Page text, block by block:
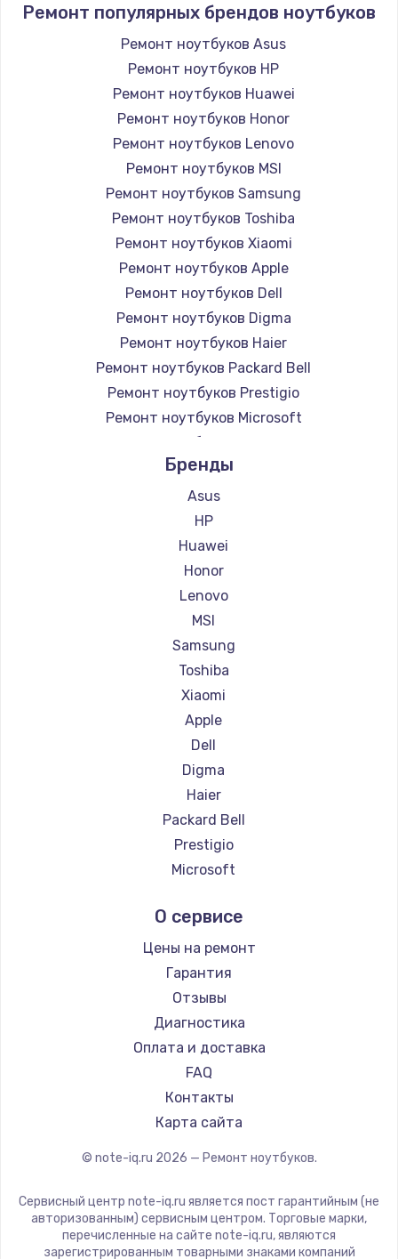
Ремонт популярных брендов ноутбуков
Ремонт ноутбуков Asus
Ремонт ноутбуков HP
Ремонт ноутбуков Huawei
Ремонт ноутбуков Honor
Ремонт ноутбуков Lenovo
Ремонт ноутбуков MSI
Ремонт ноутбуков Samsung
Ремонт ноутбуков Toshiba
Ремонт ноутбуков Xiaomi
Ремонт ноутбуков Apple
Ремонт ноутбуков Dell
Ремонт ноутбуков Digma
Ремонт ноутбуков Haier
Ремонт ноутбуков Packard Bell
Ремонт ноутбуков Prestigio
Ремонт ноутбуков Microsoft
Ремонт ноутбуков Alienware
Ремонт ноутбуков Aquarius
Ремонт ноутбуков Gigabyte
Ремонт ноутбуков Aorus
Ремонт ноутбуков Maibenben
Ремонт ноутбуков Getac
Ремонт ноутбуков Epson
Ремонт ноутбуков Philips
Ремонт ноутбуков LG
Ремонт ноутбуков Panasonic
Ремонт ноутбуков Irbis
Ремонт ноутбуков Thunderobot
Ремонт ноутбуков Hasee
Ремонт ноутбуков ZTE
Ремонт ноутбуков Hiper
Ремонт ноутбуков Evga
Ремонт ноутбуков Google
Ремонт ноутбуков Echips
Ремонт ноутбуков Predator
Ремонт ноутбуков iru
Ремонт ноутбуков Machenike
Ремонт ноутбуков DEXP
Ремонт ноутбуков Teclast
Ремонт ноутбуков CHUWI
Ремонт ноутбуков Colorful
Бренды
Asus
HP
Huawei
Honor
Lenovo
MSI
Samsung
Toshiba
Xiaomi
Apple
Dell
Digma
Haier
Packard Bell
Prestigio
Microsoft
Aquarius
Gigabyte
Aorus
Maibenben
Getac
Epson
Philips
LG
Panasonic
ZTE
Hiper
О сервисе
Цены на ремонт
Гарантия
Отзывы
Диагностика
Оплата и доставка
FAQ
Контакты
Карта сайта
© note-iq.ru 2026 — Ремонт ноутбуков.
Сервисный центр note-iq.ru является пост гарантийным (не
авторизованным) сервисным центром. Торговые марки,
перечисленные на сайте note-iq.ru, являются
зарегистрированным товарными знаками компаний